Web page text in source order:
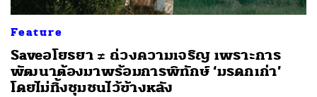
Feature
Saveอโยธยา ≠ ถ่วงความเจริญ เพราะการ
พัฒนาต้องมาพร้อมการพิทักษ์ ‘มรดกเก่า’
โดยไม่ทิ้งชุมชนไว้ข้างหลัง